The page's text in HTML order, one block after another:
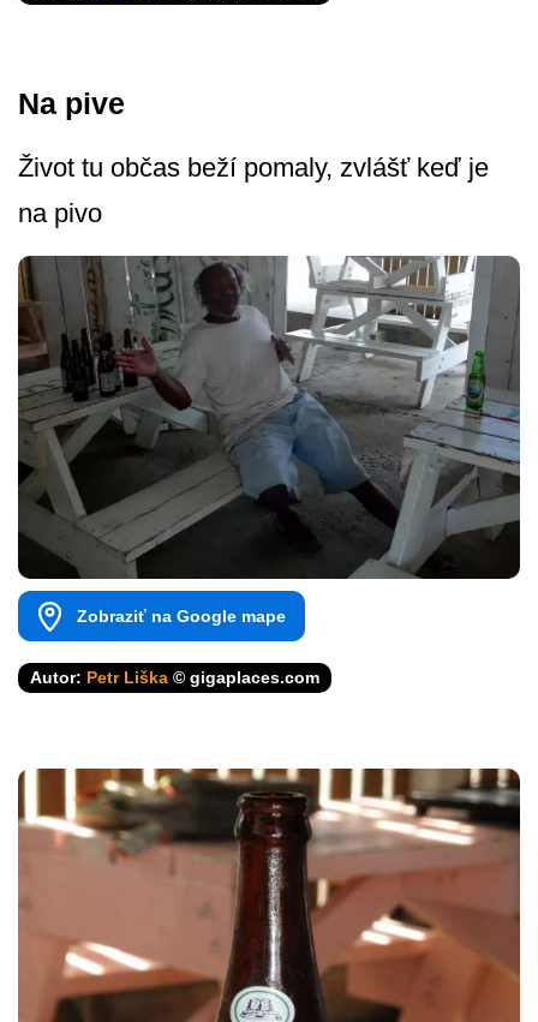
Na pive
Život tu občas beží pomaly, zvlášť keď je
na pivo
Zobraziť na Google mape
Autor: Petr Liška © gigaplaces.com